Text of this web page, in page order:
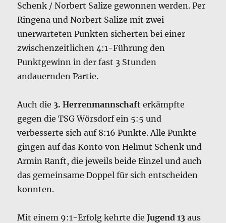
Schenk / Norbert Salize gewonnen werden. Per
Ringena und Norbert Salize mit zwei
unerwarteten Punkten sicherten bei einer
zwischenzeitlichen 4:1-Führung den
Punktgewinn in der fast 3 Stunden
andauernden Partie.
Auch die 3. Herrenmannschaft erkämpfte
gegen die TSG Wörsdorf ein 5:5 und
verbesserte sich auf 8:16 Punkte. Alle Punkte
gingen auf das Konto von Helmut Schenk und
Armin Ranft, die jeweils beide Einzel und auch
das gemeinsame Doppel für sich entscheiden
konnten.
Mit einem 9:1-Erfolg kehrte dieJugend 13 aus